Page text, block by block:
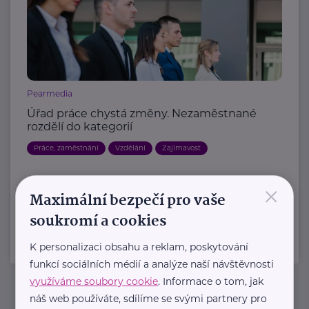
Pearmedia
Úřad práce chystá změny. Nezaměstnané
rozdělí do kategorií
Práce, zaměstnání Vzdělání Zajímavost
Další články ×
Maximální bezpečí pro vaše
soukromí a cookies
K personalizaci obsahu a reklam, poskytování
funkcí sociálních médií a analýze naší návštěvnosti
využíváme soubory cookie. Informace o tom, jak
náš web používáte, sdílíme se svými partnery pro